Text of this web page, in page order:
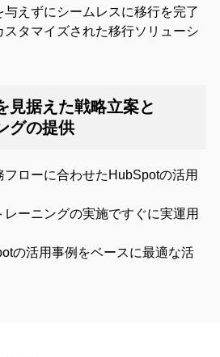
与えずにシームレスに移行を完了
スタマイズされた移行ソリューシ
見据えた戦略立案と
グの提供
フローに合わせたHubSpotの活用
ーニングの実施ですぐに実運用
の活用事例をベースに最適な活